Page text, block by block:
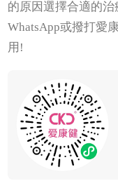
的原因選擇合適的
WhatsApp或撥打愛
用!